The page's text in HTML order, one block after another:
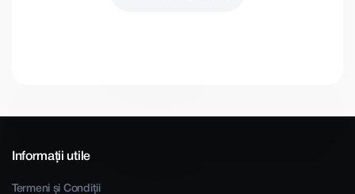
Informații utile
Termeni și Condiții